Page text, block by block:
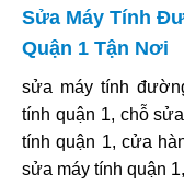
Sửa Máy Tính
Quận 1 Tận Nơi
sửa máy tính
tính quận 1, chỗ
tính quận 1, cửa
sửa máy tính quận